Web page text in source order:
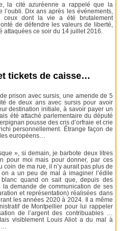
la cité azuréenne a rappelé que la
Dix ans après les événements,
ceux dont la vie a été brutalement
de défendre les valeurs de liberté,
attaquées ce soir du 14 juillet 2016.
tickets de caisse…
prison avec sursis, une amende de 5
de deux ans avec sursis pour avoir
destination initiale, à savoir payer un
été attaché parlementaire du député
pousse des cris d’orfraie et crie
personnellement. Étrange façon de
européens…
», si demain, je barbote deux litres
pour moi mais pour donner, par ces
de ma rue, il n’y aurait pas plus de
a un peu de mal à imaginer l’édile
quand on sait que, depuis des
demande de communication de ses
et représentation) réalisées dans
les années 2020 à 2024. Il a même
de Montpellier pour lui rappeler
de l’argent des contribuables …
visiblement Louis Aliot a du mal à